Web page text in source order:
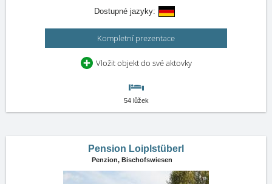
Dostupné jazyky:
Kompletní prezentace
Vložit objekt do své aktovky
54 lůžek
Pension Loiplstüberl
Penzion, Bischofswiesen